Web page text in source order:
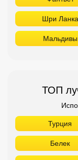
Турция
Белек
Хургада
ОАЭ
Дубай